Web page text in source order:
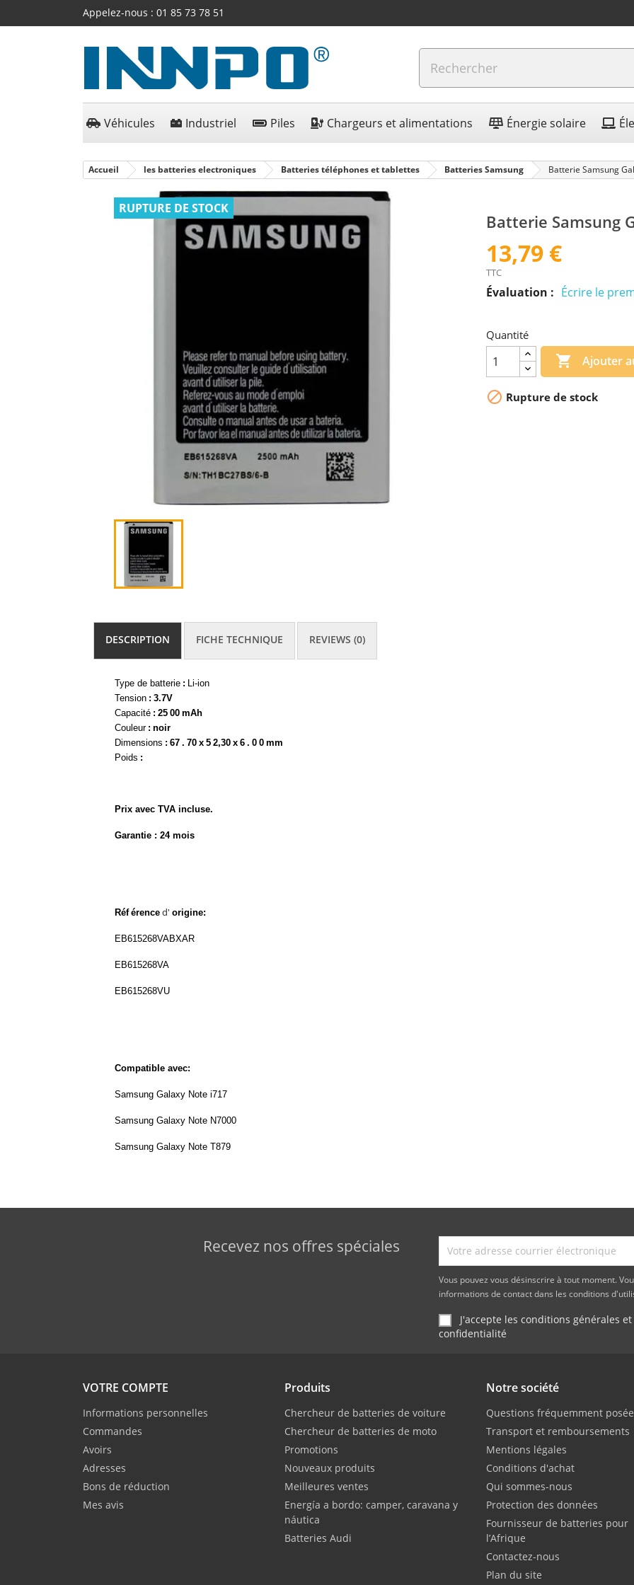
Appelez-nous : 01 85 73 78 51
Véhicules Industriel Piles Chargeurs et alimentations Énergie solaire
Accueil les batteries electroniques Batteries téléphones et tablettes Batteries Samsung Batterie Samsung
RUPTURE DE STOCK
Batterie Samsung
13,79 €
TTC
Évaluation : Écrire le
Quantité
 Ajouter
 Rupture de stock
DESCRIPTION FICHE TECHNIQUE REVIEWS (0)
Type de batterie :
Li-ion
Tension : 3.7V
Capacité : 25 00 mAh
Couleur : noir
Dimensions : 67 . 70 x 5 2,30 x 6 . 0 0 mm
Poids :
Prix avec TVA incluse.
Garantie : 24 mois
Réf érence d' origine:
EB615268VABXAR
EB615268VA
EB615268VU
Compatible avec:
Samsung Galaxy Note i717
Samsung Galaxy Note N7000
Samsung Galaxy Note T879
Recevez nos offres spéciales
Vous pouvez vous désinscrire à tout moment.
informations de contact dans les conditions
J'accepte les conditions générales
confidentialité
VOTRE COMPTE
Informations personnelles
Commandes
Avoirs
Adresses
Bons de réduction
Mes avis
Produits
Chercheur de batteries de voiture
Chercheur de batteries de moto
Promotions
Nouveaux produits
Meilleures ventes
Energía a bordo: camper, caravana y
náutica
Batteries Audi
Notre société
Questions fréquemment
Transport et remboursements
Mentions légales
Conditions d'achat
Qui sommes-nous
Protection des données
Fournisseur de batteries pour
l’Afrique
Contactez-nous
Plan du site